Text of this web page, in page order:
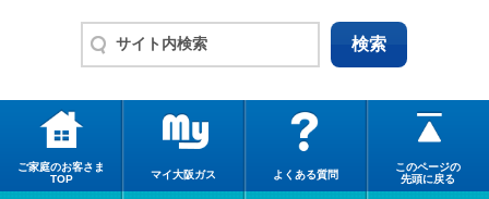
ご家庭のお客さま
TOP
マイ大阪ガス よくある質問
このページの
先頭に戻る